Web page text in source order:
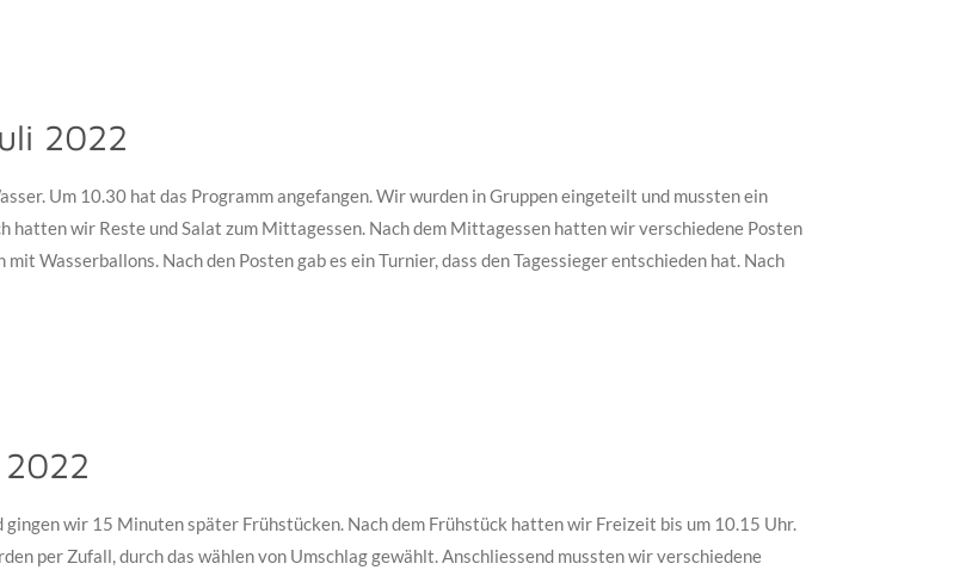
2022
Um 10.30 hat das Programm angefangen. Wir wurden in Gruppen eingeteilt und mussten ein
hatten wir Reste und Salat zum Mittagessen. Nach dem Mittagessen hatten wir verschiedene Posten
Wasserballons. Nach den Posten gab es ein Turnier, dass den Tagessieger entschieden hat. Nach
wir 15 Minuten später Frühstücken. Nach dem Frühstück hatten wir Freizeit bis um 10.15 Uhr.
per Zufall, durch das wählen von Umschlag gewählt. Anschliessend mussten wir verschiedene